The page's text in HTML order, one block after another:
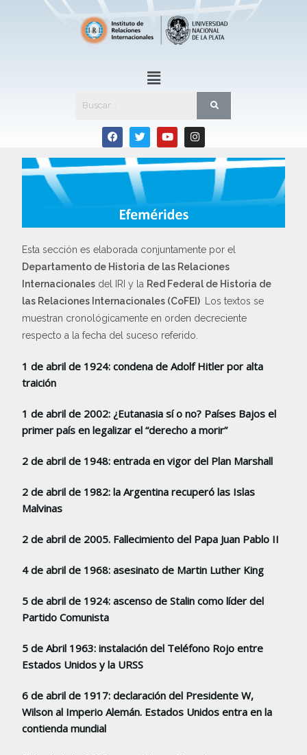
Esta sección es elaborada conjuntamente por el
Departamento de Historia de las Relaciones
Internacionales del IRI y la Red Federal de Historia de
las Relaciones Internacionales (CoFEI)
Los textos se
muestran cronológicamente en orden decreciente
respecto a la fecha del suceso referido.
1 de abril de 1924: condena de Adolf Hitler por alta
traición
1 de abril de 2002: ¿Eutanasia sí o no? Países Bajos el
primer país en legalizar el “derecho a morir”
2 de abril de 1948: entrada en vigor del Plan Marshall
2 de abril de 1982: la Argentina recuperó las Islas
Malvinas
2 de abril de 2005. Fallecimiento del Papa Juan Pablo II
4 de abril de 1968: asesinato de Martin Luther King
5 de abril de 1924: ascenso de Stalin como líder del
Partido Comunista
5 de Abril 1963: instalación del Teléfono Rojo entre
Estados Unidos y la URSS
6 de abril de 1917: declaración del Presidente W,
Wilson al Imperio Alemán. Estados Unidos entra en la
contienda mundial